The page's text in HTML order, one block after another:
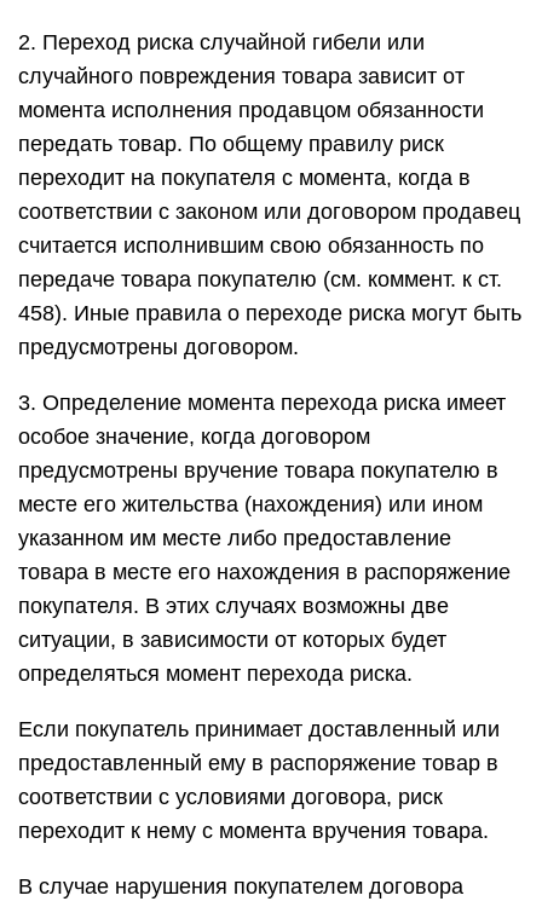
2. Переход риска случайной гибели или
случайного повреждения товара зависит от
момента исполнения продавцом обязанности
передать товар. По общему правилу риск
переходит на покупателя с момента, когда в
соответствии с законом или договором продавец
считается исполнившим свою обязанность по
передаче товара покупателю (см. коммент. к ст.
458). Иные правила о переходе риска могут быть
предусмотрены договором.
3. Определение момента перехода риска имеет
особое значение, когда договором
предусмотрены вручение товара покупателю в
месте его жительства (нахождения) или ином
указанном им месте либо предоставление
товара в месте его нахождения в распоряжение
покупателя. В этих случаях возможны две
ситуации, в зависимости от которых будет
определяться момент перехода риска.
Если покупатель принимает доставленный или
предоставленный ему в распоряжение товар в
соответствии с условиями договора, риск
переходит к нему с момента вручения товара.
В случае нарушения покупателем договора